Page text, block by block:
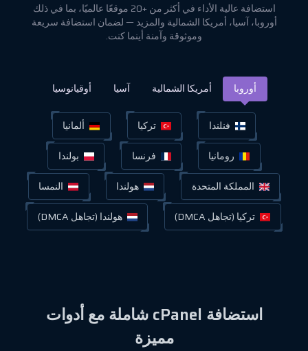
استضافة عالية الأداء في أكثر من +20 موقعًا عالميًا، بما في ذلك
أوروبا، آسيا، أمريكا الشمالية والمزيد — لضمان استضافة سريعة
وموثوقة وآمنة أينما كنت.
أوروبا أمريكا الشمالية آسيا أوقيانوسيا
فنلندا تركيا
ألمانيا
رومانيا
فرنسا
بولندا
المملكة المتحدة
هولندا
النمسا
تركيا (تجاهل DMCA)
هولندا (تجاهل DMCA)
استضافة cPanel شاملة مع أدوات
مميزة